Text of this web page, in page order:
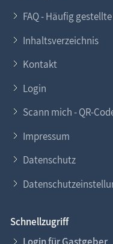
FAQ - Häufig
Inhaltsverzeichnis
Kontakt
Login
Scann mich - QR-
Impressum
Datenschutz
Schnellzugriff
Login für Gastgeber